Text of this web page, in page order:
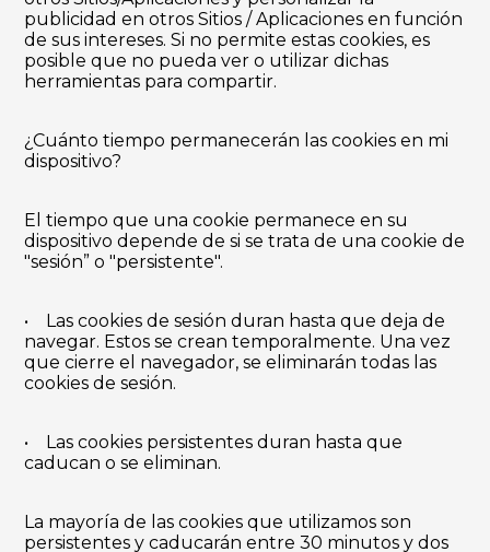
publicidad en otros Sitios / Aplicaciones en función
de sus intereses. Si no permite estas cookies, es
posible que no pueda ver o utilizar dichas
herramientas para compartir.
¿Cuánto tiempo permanecerán las cookies en mi
dispositivo?
El tiempo que una cookie permanece en su
dispositivo depende de si se trata de una cookie de
"sesión” o "persistente".
• Las cookies de sesión duran hasta que deja de
navegar. Estos se crean temporalmente. Una vez
que cierre el navegador, se eliminarán todas las
cookies de sesión.
• Las cookies persistentes duran hasta que
caducan o se eliminan.
La mayoría de las cookies que utilizamos son
persistentes y caducarán entre 30 minutos y dos